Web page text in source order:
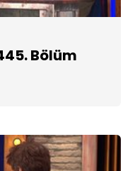
Bölüm